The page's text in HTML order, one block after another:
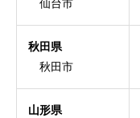
仙台市
秋田県
秋田市
山形県